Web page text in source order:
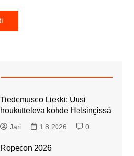
Tiedemuseo Liekki: Uusi
houkutteleva kohde Helsingissä
Jari 1.8.2026 0
Ropecon 2026